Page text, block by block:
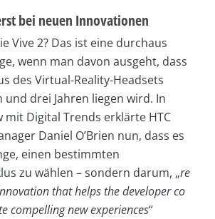
bei neuen Innovationen
Vive 2? Das ist eine durchaus
wenn man davon ausgeht, dass
des Virtual-Reality-Headsets
und drei Jahren liegen wird. In
mit Digital Trends erklärte HTC
Daniel O’Brien nun, dass es
einen bestimmten
zu wählen – sondern darum, „re
that helps the developer co
compelling new experiences“